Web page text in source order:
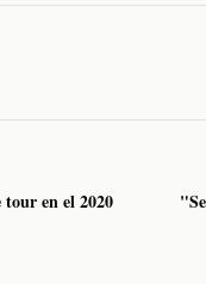
en el 2020